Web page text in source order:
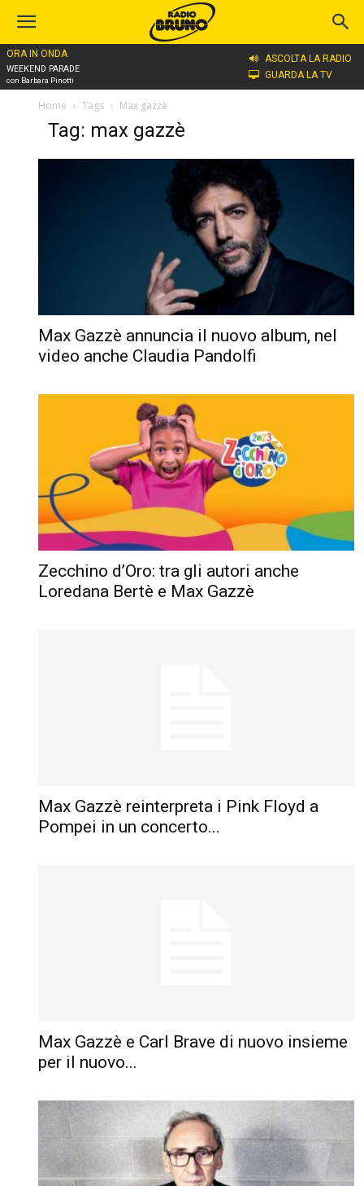
ORA IN ONDA
WEEKEND PARADE
con Barbara Pinotti
ASCOLTA LA RADIO
GUARDA LA TV
Home Tags Max gazzè
Tag: max gazzè
Max Gazzè annuncia il nuovo album, nel
video anche Claudia Pandolfi
Zecchino d’Oro: tra gli autori anche
Loredana Bertè e Max Gazzè
Max Gazzè reinterpreta i Pink Floyd a
Pompei in un concerto...
Max Gazzè e Carl Brave di nuovo insieme
per il nuovo...